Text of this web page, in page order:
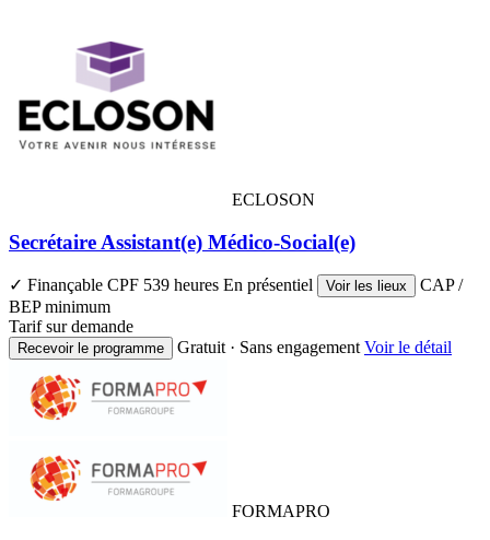
ECLOSON
Secrétaire Assistant(e) Médico-Social(e)
✓ Finançable CPF 539 heures En présentiel Voir les lieux
CAP /
BEP minimum
Tarif sur demande
Recevoir le programme Gratuit · Sans engagement Voir le détail
FORMAPRO